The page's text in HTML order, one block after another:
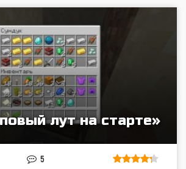
лут на старте»
5